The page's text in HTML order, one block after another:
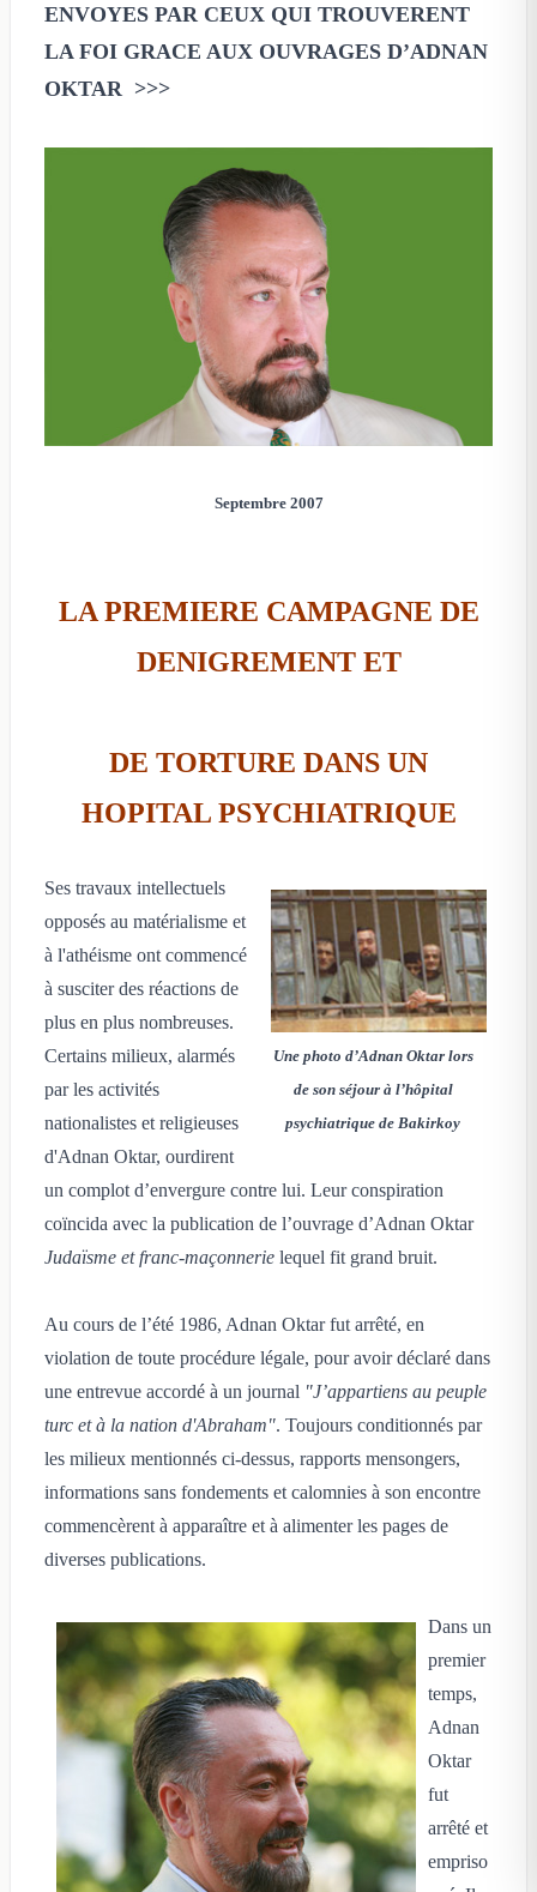
ENVOYES PAR CEUX QUI TROUVERENT
LA FOI GRACE AUX OUVRAGES D’ADNAN
OKTAR >>>
Septembre 2007
LA PREMIERE CAMPAGNE DE
DENIGREMENT ET
DE TORTURE DANS UN
HOPITAL PSYCHIATRIQUE
Une photo d’Adnan Oktar lors
de son séjour à l’hôpital
psychiatrique de Bakirkoy
Ses travaux intellectuels
opposés au matérialisme et
à l'athéisme ont commencé
à susciter des réactions de
plus en plus nombreuses.
Certains milieux, alarmés
par les activités
nationalistes et religieuses
d'Adnan Oktar, ourdirent
un complot d’envergure contre lui. Leur conspiration
coïncida avec la publication de l’ouvrage d’Adnan Oktar
Judaïsme et franc-maçonnerie lequel fit grand bruit.
Au cours de l’été 1986, Adnan Oktar fut arrêté, en
violation de toute procédure légale, pour avoir déclaré dans
une entrevue accordé à un journal "J’appartiens au peuple
turc et à la nation d'Abraham". Toujours conditionnés par
les milieux mentionnés ci-dessus, rapports mensongers,
informations sans fondements et calomnies à son encontre
commencèrent à apparaître et à alimenter les pages de
diverses publications.
Dans un
premier
temps,
Adnan
Oktar
fut
arrêté et
empriso